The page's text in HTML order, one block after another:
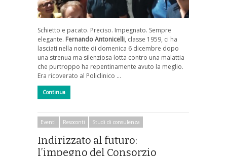
Schietto e pacato. Preciso. Impegnato. Sempre
elegante. Fernando Antonicelli, classe 1959, ci ha
lasciati nella notte di domenica 6 dicembre dopo
una strenua ma silenziosa lotta contro una malattia
che purtroppo ha repentinamente avuto la meglio.
Era ricoverato al Policlinico …
Continua
Eventi Resoconti Studi di consulenza
Indirizzato al futuro:
l’impegno del Consorzio